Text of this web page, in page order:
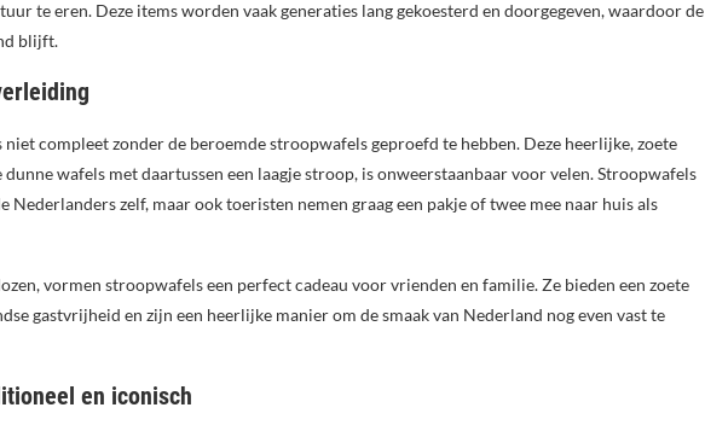
te eren. Deze items worden vaak generaties lang gekoesterd en doorgegeven, waardoor de
blijft.
niet compleet zonder de beroemde stroopwafels geproefd te hebben. Deze heerlijke, zoete
wafels met daartussen een laagje stroop, is onweerstaanbaar voor velen. Stroopwafels
zelf, maar ook toeristen nemen graag een pakje of twee mee naar huis als
vormen stroopwafels een perfect cadeau voor vrienden en familie. Ze bieden een zoete
gastvrijheid en zijn een heerlijke manier om de smaak van Nederland nog even vast te
en iconisch